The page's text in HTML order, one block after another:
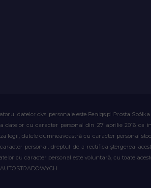
datelor dvs. personale este Feniqs.pl Prosta
datelor cu caracter personal din 27 aprilie 2016
legii, datele dumneavoastră cu caracter personal
personal, dreptul de a rectifica ștergerea
cu caracter personal este voluntară, cu toate